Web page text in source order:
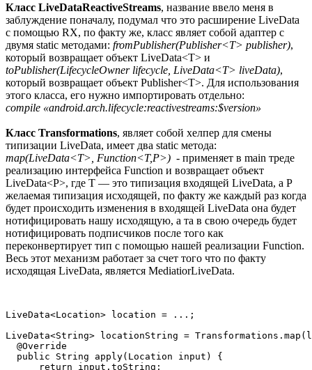
Класс LiveDataReactiveStreams, название ввело меня в
заблуждение поначалу, подумал что это расширение LiveData
с помощью RX, по факту же, класс являет собой адаптер с
двумя static методами: fromPublisher(Publisher<T> publisher),
который возвращает объект LiveData<T> и
toPublisher(LifecycleOwner lifecycle, LiveData<T> liveData),
который возвращает объект Publisher<T>. Для использования
этого класса, его нужно импортировать отдельно:
compile «android.arch.lifecycle:reactivestreams:$version»
Класс Transformations, являет собой хелпер для смены
типизации LiveData, имеет два static метода:
map(LiveData<T>, Function<T,P>) - применяет в main треде
реализацию интерфейса Function и возвращает объект
LiveData<P>, где T — это типизация входящей LiveData, а P
желаемая типизация исходящей, по факту же каждый раз когда
будет происходить изменения в входящей LiveData она будет
нотифицировать нашу исходящую, а та в свою очередь будет
нотифицировать подписчиков после того как
переконвертирует тип с помощью нашей реализации Function.
Весь этот механизм работает за счет того что по факту
исходящая LiveData, является MediatiorLiveData.
LiveData<Location> location = ...;
LiveData<String> locationString =
@Override
public String apply(Location input) {
return input.toString;